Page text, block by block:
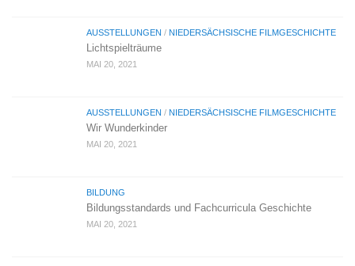
AUSSTELLUNGEN / NIEDERSÄCHSISCHE FILMGESCHICHTE
Lichtspielträume
MAI 20, 2021
AUSSTELLUNGEN / NIEDERSÄCHSISCHE FILMGESCHICHTE
Wir Wunderkinder
MAI 20, 2021
BILDUNG
Bildungsstandards und Fachcurricula Geschichte
MAI 20, 2021